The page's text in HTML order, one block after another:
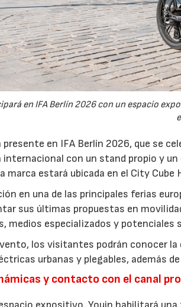
en IFA Berlín 2026 con un espacio
presente en IFA Berlín 2026, que se
internacional con un stand propio y
marca estará ubicada en el City Cube
en una de las principales ferias
sus últimas propuestas en
medios especializados y
los visitantes podrán conocer
urbanas y plegables, además
y contacto con el canal